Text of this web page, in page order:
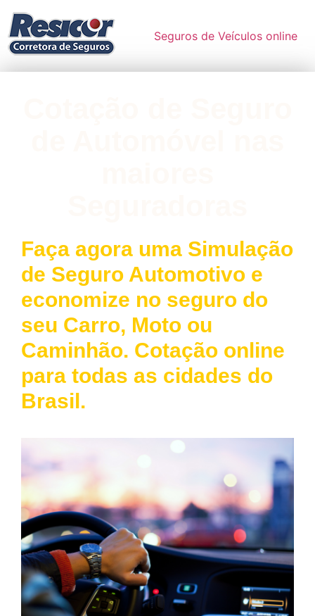
Seguros de Veículos online
Faça agora uma Simulação
de Seguro Automotivo e
economize no seguro do
seu Carro, Moto ou
Caminhão. Cotação online
para todas as cidades do
Brasil.